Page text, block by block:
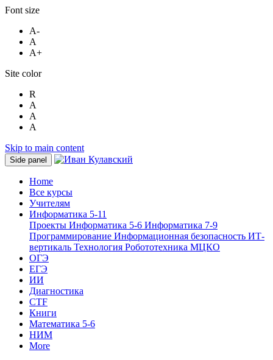
Font size
A-
A
A+
Site color
R
A
A
A
Skip to main content
Side panel
Home
Все курсы
Учителям
Информатика 5-11
Проекты Информатика 5-6 Информатика 7-9
Программирование Информационная безопасность ИТ-
вертикаль Технология Робототехника МЦКО
ОГЭ
ЕГЭ
ИИ
Диагностика
CTF
Книги
Математика 5-6
НИМ
More